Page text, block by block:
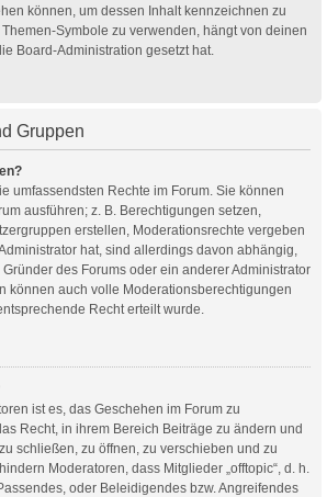
können, um dessen Inhalt kennzeichnen zu
Symbole zu verwenden, hängt von deinen
Board-Administration gesetzt hat.
Gruppen
umfassendsten Rechte im Forum. Sie können
ausführen; z. B. Berechtigungen setzen,
erstellen, Moderationsrechte vergeben
hat, sind allerdings davon abhängig,
des Forums oder ein anderer Administrator
können auch volle Moderationsberechtigungen
Recht erteilt wurde.
ist es, das Geschehen im Forum zu
Recht, in ihrem Bereich Beiträge zu ändern und
schließen, zu öffnen, zu verschieben und zu
Moderatoren, dass Mitglieder „offtopic“, d. h.
oder Beleidigendes bzw. Angreifendes